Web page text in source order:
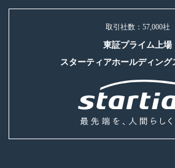
取引社数：57,000社
東証プライム上場
スターティアホールディング